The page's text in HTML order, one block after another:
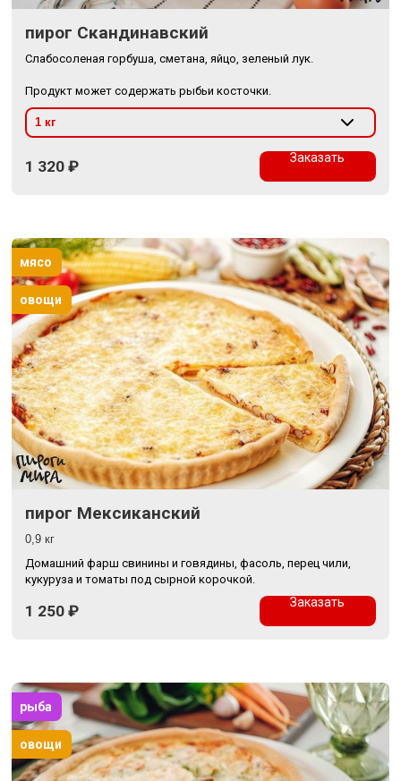
пирог Скандинавский
Слабосоленая горбуша, сметана, яйцо, зеленый лук.
Продукт может содержать рыбьи косточки.
1 320 ₽ Заказать
пирог Мексиканский
0,9 кг
Домашний фарш свинины и говядины, фасоль, перец чили,
кукуруза и томаты под сырной корочкой.
1 250 ₽ Заказать
мясо
овощи
рыба
овощи